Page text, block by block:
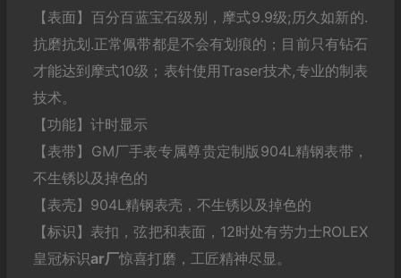
【表面】百分百蓝宝石级别，摩式9.9级;历久如新的.
抗磨抗划.正常佩带都是不会有划痕的；目前只有钻石
才能达到摩式10级；表针使用Traser技术,专业的制表
技术。
【功能】计时显示
【表带】GM厂手表专属尊贵定制版904L精钢表带，
不生锈以及掉色的
【表壳】904L精钢表壳，不生锈以及掉色的
【标识】表扣，弦把和表面，12时处有劳力士ROLEX
皇冠标识ar厂惊喜打磨，工匠精神尽显。